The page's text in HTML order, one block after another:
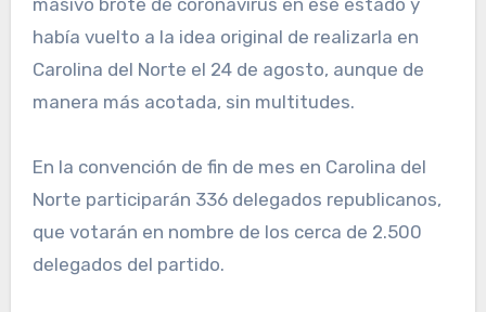
masivo brote de coronavirus en ese estado y
había vuelto a la idea original de realizarla en
Carolina del Norte el 24 de agosto, aunque de
manera más acotada, sin multitudes.
En la convención de fin de mes en Carolina del
Norte participarán 336 delegados republicanos,
que votarán en nombre de los cerca de 2.500
delegados del partido.